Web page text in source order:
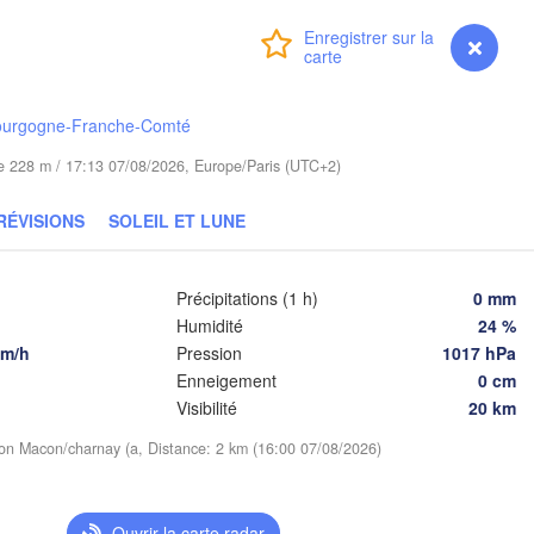
Premium myVentusky Prévisions
Franche-Comté
228 m / 17:13 07/08/2026, Europe/Paris (UTC+2)
SOLEIL ET LUNE
h
Précipitations (1 h)
0 mm
Humidité
24 %
Pression
1017 hPa
Enneigement
0 cm
Visibilité
20 km
Macon/charnay (a, Distance: 2 km (16:00 07/08/2026)
Góra
Wien
SLOVAQUIE
(Lviv)
Івано-
(Ivano-